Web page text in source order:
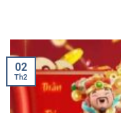
02
Th2